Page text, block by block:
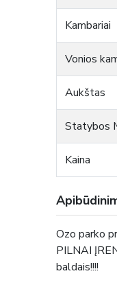
Kambariai
Vonios
Aukštas
Statybos
Kaina
Ozo parko
PILNAI
baldais!!!!